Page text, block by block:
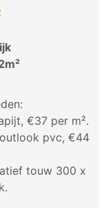
€37 per m².
pvc, €44
touw 300 x